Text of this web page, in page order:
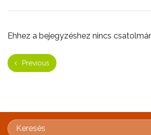
Ehhez a bejegyzéshez nincs
Previous